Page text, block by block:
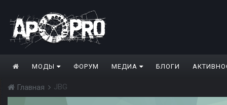
МОДЫ ФОРУМ МЕДИА БЛОГИ
Главная JBG